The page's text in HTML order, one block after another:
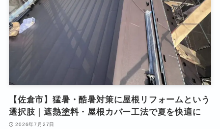
【佐倉市】猛暑・酷暑対策に屋根リフォームという
選択肢｜遮熱塗料・屋根カバー工法で夏を快適に
2026年7月27日